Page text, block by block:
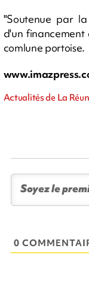
"Soutenue par
d'un
comlune portoise.
Actualités de La
0